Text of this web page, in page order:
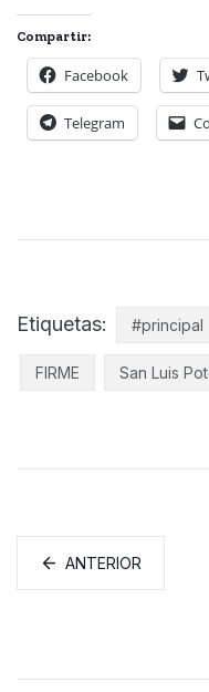
Compartir:
Facebook
Telegram
Etiquetas: #principal
FIRME San Luis
ANTERIOR